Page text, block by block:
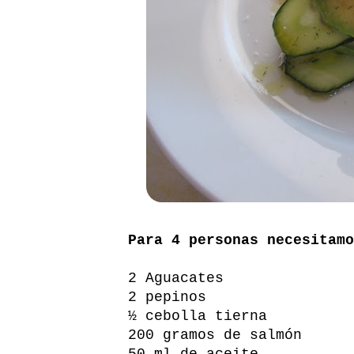
Para 4 personas
2 Aguacates
2 pepinos
½ cebolla tierna
200 gramos de salmón